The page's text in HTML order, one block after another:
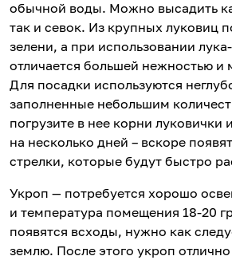
обычной воды. Можно высадить
так и севок. Из крупных луковиц
зелени, а при использовании
отличается большей нежностью и
Для посадки используются
заполненные небольшим
погрузите в нее корни луковички
на несколько дней – вскоре
стрелки, которые будут быстро
Укроп — потребуется хорошо
и температура помещения 18-20
появятся всходы, нужно как
землю. После этого укроп